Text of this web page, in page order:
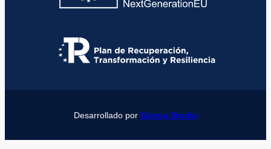
Desarrollado por Girona Studio